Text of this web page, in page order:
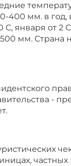
400 мм. в
января от 2 С
мм. Страна
-
частных